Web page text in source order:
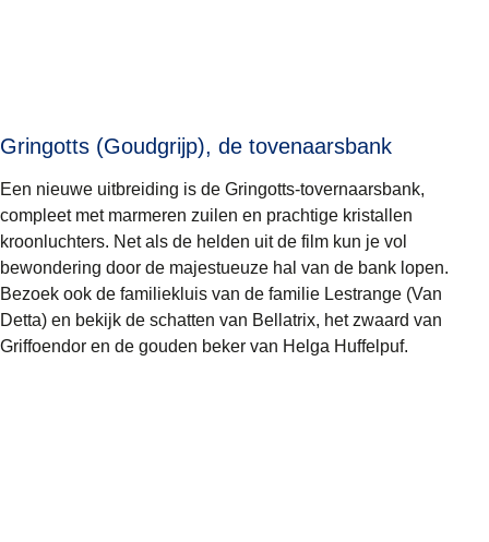
Gringotts (Goudgrijp), de tovenaarsbank
Een nieuwe uitbreiding is de Gringotts-tovernaarsbank,
compleet met marmeren zuilen en prachtige kristallen
kroonluchters. Net als de helden uit de film kun je vol
bewondering door de majestueuze hal van de bank lopen.
Bezoek ook de familiekluis van de familie Lestrange (Van
Detta) en bekijk de schatten van Bellatrix, het zwaard van
Griffoendor en de gouden beker van Helga Huffelpuf.